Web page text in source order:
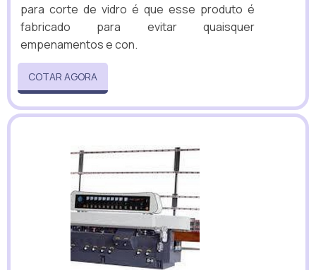
para corte de vidro é que esse produto é
fabricado para evitar quaisquer
empenamentos e con.
COTAR AGORA